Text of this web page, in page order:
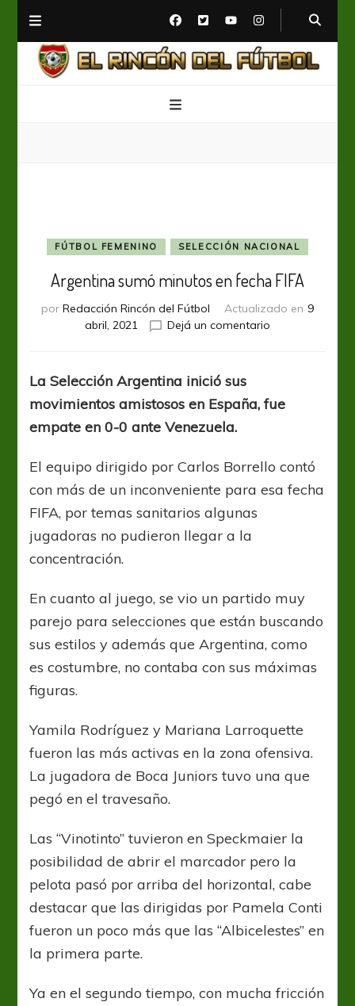
FÚTBOL FEMENINO SELECCIÓN NACIONAL
Argentina sumó minutos en fecha FIFA
por Redacción Rincón del Fútbol Actualizado en 9
abril, 2021
Dejá un comentario
fecha
La Selección Argentina inició sus
movimientos amistosos en España, fue
empate en 0-0 ante Venezuela.
El equipo dirigido por Carlos Borrello contó
con más de un inconveniente para esa fecha
FIFA, por temas sanitarios algunas
jugadoras no pudieron llegar a la
concentración.
En cuanto al juego, se vio un partido muy
parejo para selecciones que están buscando
sus estilos y además que Argentina, como
es costumbre, no contaba con sus máximas
figuras.
Yamila Rodríguez y Mariana Larroquette
fueron las más activas en la zona ofensiva.
La jugadora de Boca Juniors tuvo una que
pegó en el travesaño.
Las “Vinotinto” tuvieron en Speckmaier la
posibilidad de abrir el marcador pero la
pelota pasó por arriba del horizontal, cabe
destacar que las dirigidas por Pamela Conti
fueron un poco más que las “Albicelestes” en
la primera parte.
Ya en el segundo tiempo, con mucha fricción